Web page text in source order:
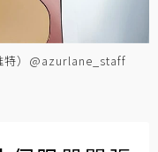
特）@azurlane_staff